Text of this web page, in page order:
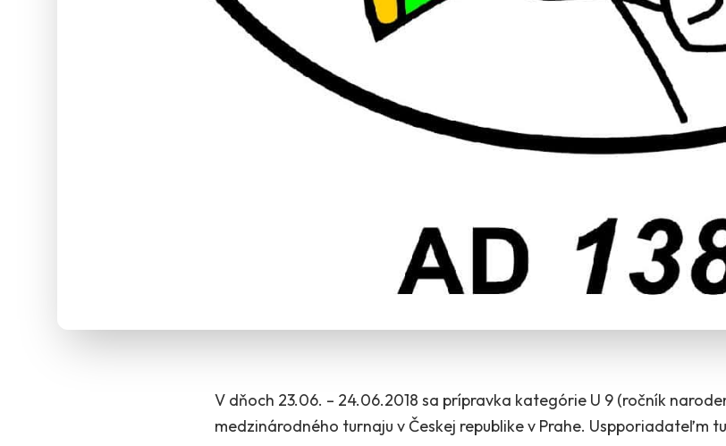
V dňoch 23.06. – 24.06.2018 sa prípravka kategórie U 9 (ročník
medzinárodného turnaju v Českej republike v Prahe. Uspporiadateľm